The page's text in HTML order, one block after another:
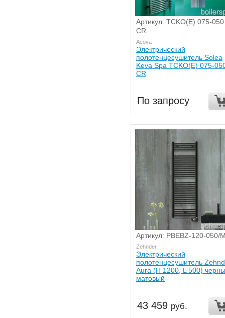
Артикул: TCKO(E) 075-050
CR
Acova
Электрический
полотенцесушитель Solea
Keva Spa TCKO(E) 075-
CR
По запросу
Артикул: PBEBZ-120-050/
Zehnder
Электрический
полотенцесушитель
Aura (H 1200, L 500)
матовый
43 459 руб.